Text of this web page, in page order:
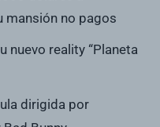
mansión no pagos
nuevo reality “Planeta
dirigida por